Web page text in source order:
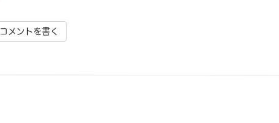
コメントを書く